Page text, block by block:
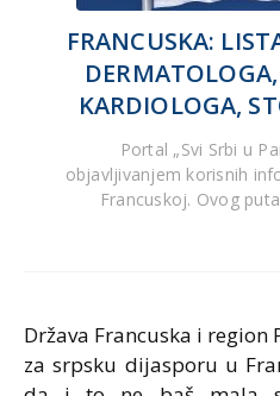
FRANCUSKA:
KARDIOLOGA,
Portal „Svi Srbi u
objavljivanjem korisnih
Francuskoj. Ovog
Država Francuska i region
za srpsku dijasporu u